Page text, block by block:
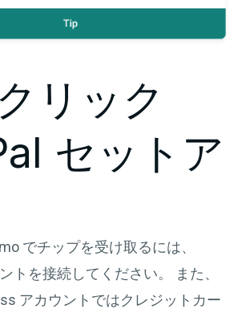
リック
セットア
でチップを受け取るには、
トを接続してください。 また、
アカウントではクレジットカー